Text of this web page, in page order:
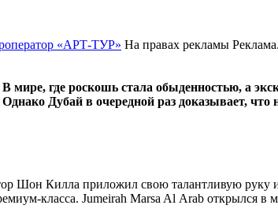
«АРТ-ТУР» На правах рекламы
В мире, где роскошь стала обыденностью, а
Однако Дубай в очередной раз доказывает,
Шон Килла приложил свою талантливую руку
класса. Jumeirah Marsa Al Arab открылся в